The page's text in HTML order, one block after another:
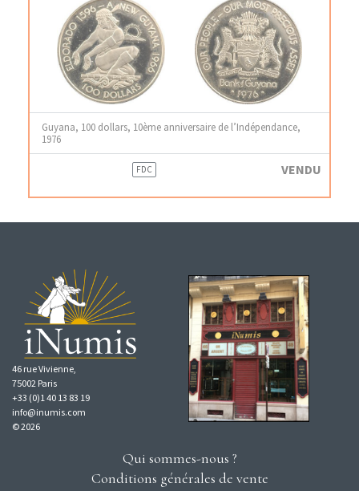
Guyana, 100 dollars, 10ème anniversaire de l’Indépendance,
1976
FDC VENDU
46 rue Vivienne,
75002 Paris
+33 (0)1 40 13 83 19
info@inumis.com
© 2026
Qui sommes-nous ?
Conditions générales de vente